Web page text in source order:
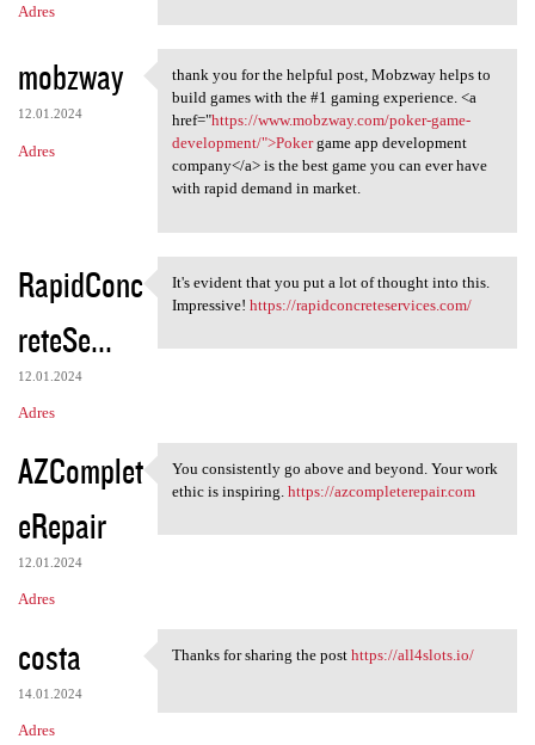
Adres
mobzway
12.01.2024
Adres
thank you for the helpful
thank you for the helpful post, Mobzway helps to
build games with the #1 gaming experience. <a
href="https://www.mobzway.com/poker-game-
development/">Pokergame app development
company</a> is the best game you can ever have
with rapid demand in market.
RapidConc
reteSe...
12.01.2024
Adres
It's evident that you put a
It's evident that you put a lot of thought into this.
Impressive! https://rapidconcreteservices.com/
AZComplet
eRepair
12.01.2024
Adres
You consistently go above and
You consistently go above and beyond. Your work
ethic is inspiring. https://azcompleterepair.com
costa
14.01.2024
Adres
Thanks for sharing the post
Thanks for sharing the post https://all4slots.io/